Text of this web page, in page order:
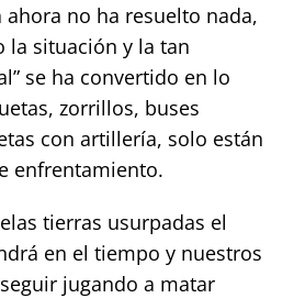
no ha resuelto nada,
la situación y la tan
se ha convertido en lo
zorrillos, buses
con artillería, solo están
enfrentamiento.
tierras usurpadas el
en el tiempo y nuestros
jugando a matar